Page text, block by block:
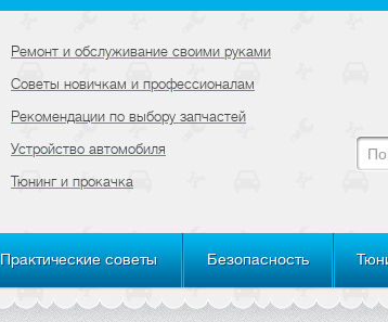
Ремонт и обслуживание своими руками
Советы новичкам и профессионалам
Рекомендации по выбору запчастей
Устройство автомобиля
Тюнинг и прокачка
Практические советы Безопасность